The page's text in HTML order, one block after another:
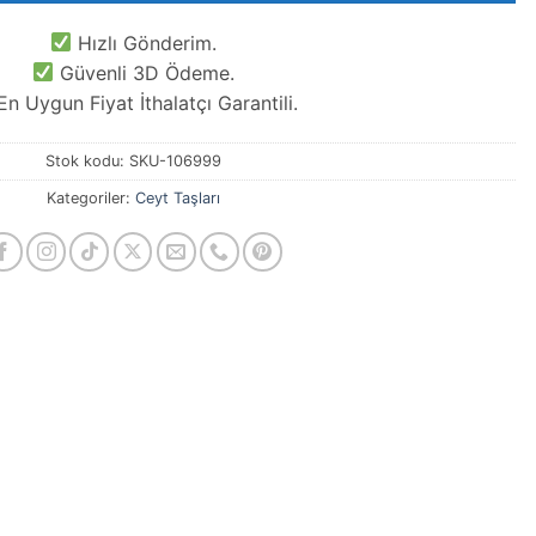
Hızlı Gönderim.
Güvenli 3D Ödeme.
Uygun Fiyat İthalatçı Garantili.
Stok kodu: SKU-106999
Kategoriler: Ceyt Taşları